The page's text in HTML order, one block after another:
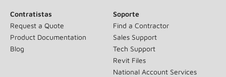
Contratistas
Request a Quote
Product Documentation
Blog
Soporte
Find a Contractor
Sales Support
Tech Support
Revit Files
National Account Services